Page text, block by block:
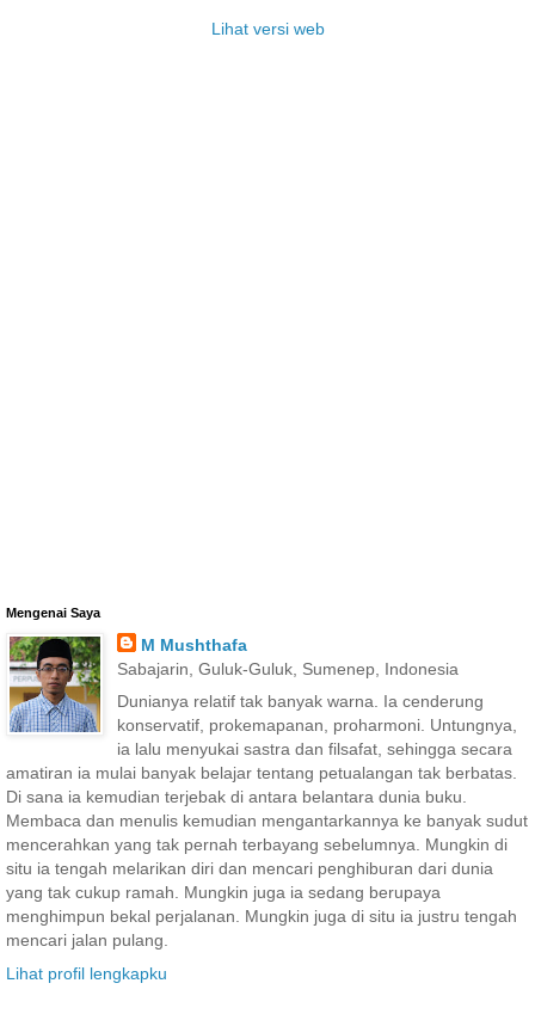
Lihat versi web
Mengenai Saya
M Mushthafa
Sabajarin, Guluk-Guluk, Sumenep, Indonesia
Dunianya relatif tak banyak warna. Ia cenderung
konservatif, prokemapanan, proharmoni. Untungnya,
ia lalu menyukai sastra dan filsafat, sehingga secara
amatiran ia mulai banyak belajar tentang petualangan tak berbatas.
Di sana ia kemudian terjebak di antara belantara dunia buku.
Membaca dan menulis kemudian mengantarkannya ke banyak sudut
mencerahkan yang tak pernah terbayang sebelumnya. Mungkin di
situ ia tengah melarikan diri dan mencari penghiburan dari dunia
yang tak cukup ramah. Mungkin juga ia sedang berupaya
menghimpun bekal perjalanan. Mungkin juga di situ ia justru tengah
mencari jalan pulang.
Lihat profil lengkapku